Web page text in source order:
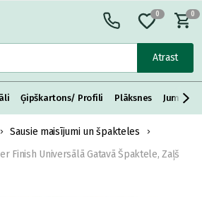
Atrast
0 0
Ģipškartons/ Profili Plāksnes Jumta
Sausie maisījumi un špakteles
Finish Universālā Gatavā Špaktele, Zaļš